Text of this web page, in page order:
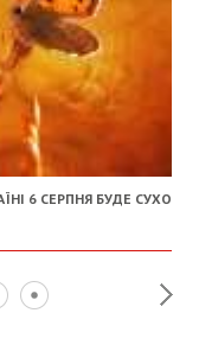
6 СЕРПНЯ БУДЕ СУХО